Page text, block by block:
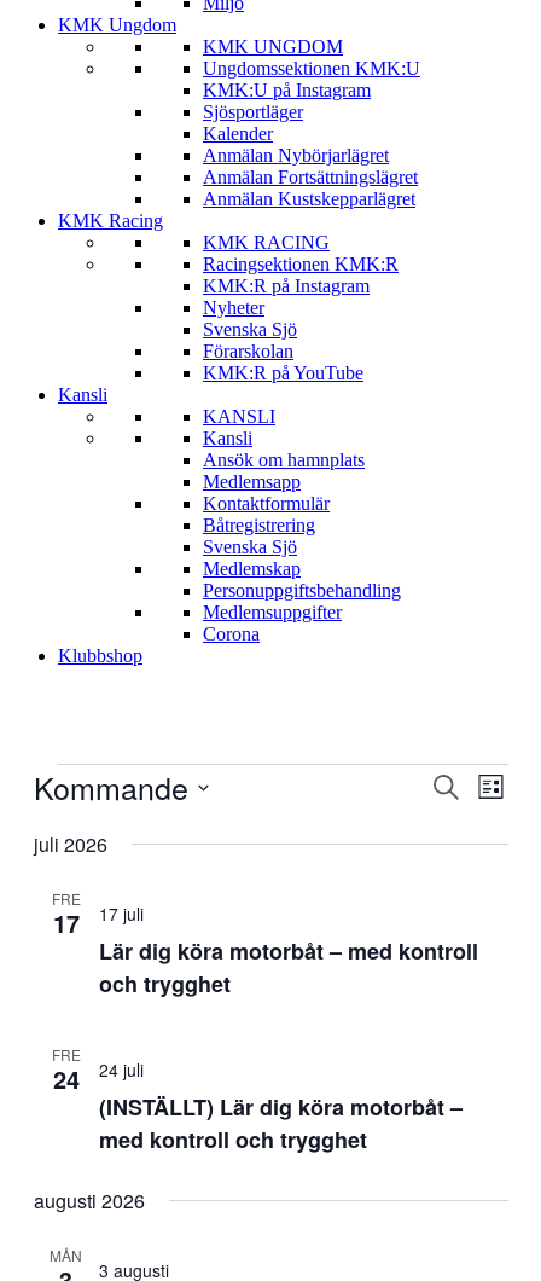
KMK Ungdom
KMK UNGDOM
Ungdomssektionen KMK:U
KMK:U på Instagram
Sjösportläger
Kalender
Anmälan Nybörjarlägret
Anmälan Fortsättningslägret
Anmälan Kustskepparlägret
KMK Racing
KMK RACING
Racingsektionen KMK:R
KMK:R på Instagram
Nyheter
Svenska Sjö
Förarskolan
KMK:R på YouTube
Kansli
KANSLI
Kansli
Ansök om hamnplats
Medlemsapp
Kontaktformulär
Båtregistrering
Svenska Sjö
Medlemskap
Personuppgiftsbehandling
Medlemsuppgifter
Corona
Klubbshop
Evenemang
and
Sök Lista
Kommande
datum.
juli 2026
FRE
17
Lär dig köra motorbåt – med kontroll
och trygghet
17 juli
FRE
24
(INSTÄLLT) Lär dig köra motorbåt –
med kontroll och trygghet
24 juli
augusti 2026
MÅN
3 augusti